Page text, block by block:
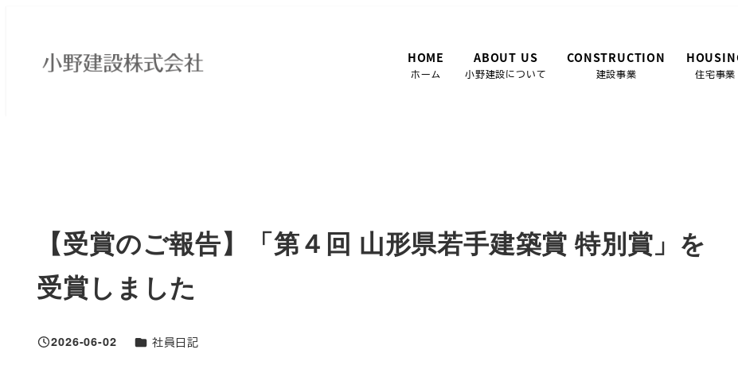
HOME
ホーム
ABOUT US
小野建設について
CONSTRUCTION
建設事業 住宅事業
【受賞のご報告】「第４回 山形県若手建築賞 特別賞」を
受賞しました
投稿日
2026-06-02 ブログカテゴリ
社員日記